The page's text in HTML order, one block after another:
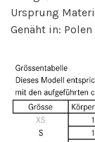
Ursprung
Genäht in: Polen